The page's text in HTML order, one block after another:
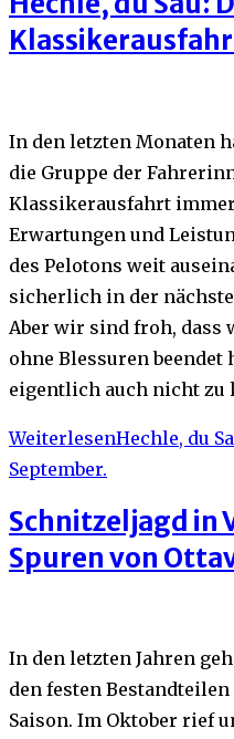
In den letzten Monaten
die Gruppe der
Klassikerausfahrt
Erwartungen und
des Pelotons weit
sicherlich in der
Aber wir sind froh, dass
ohne Blessuren beendet
eigentlich auch nicht zu
WeiterlesenHechle, du
September.
Schnitzeljagd in
Spuren von
In den letzten Jahren
den festen
Saison. Im Oktober rief